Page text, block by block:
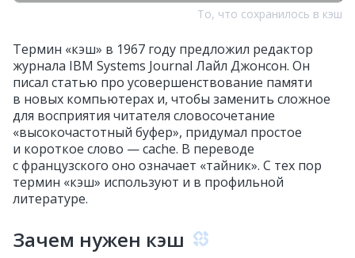
То, что сохранилось в кэш
Термин «кэш» в 1967 году предложил редактор
журнала IBM Systems Journal Лайл Джонсон. Он
писал статью про усовершенствование памяти
в новых компьютерах и, чтобы заменить сложное
для восприятия читателя словосочетание
«высокочастотный буфер», придумал простое
и короткое слово — cache. В переводе
с французского оно означает «тайник». С тех пор
термин «кэш» используют и в профильной
литературе.
Зачем нужен кэш